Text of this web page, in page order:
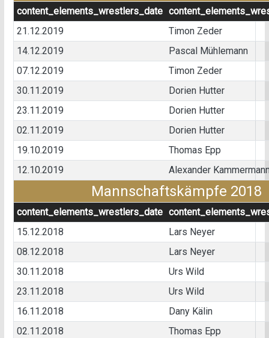
content_elements_wrestlers_date
21.12.2019
Timon Zeder
14.12.2019
Pascal Mühlemann
07.12.2019
Timon Zeder
30.11.2019
Dorien Hutter
23.11.2019
Dorien Hutter
02.11.2019
Dorien Hutter
19.10.2019
Thomas Epp
12.10.2019
Alexander
Mannschaftskämpfe 2018
content_elements_wrestlers_date
15.12.2018
Lars Neyer
08.12.2018
Lars Neyer
30.11.2018
Urs Wild
23.11.2018
Urs Wild
16.11.2018
Dany Kälin
02.11.2018
Thomas Epp